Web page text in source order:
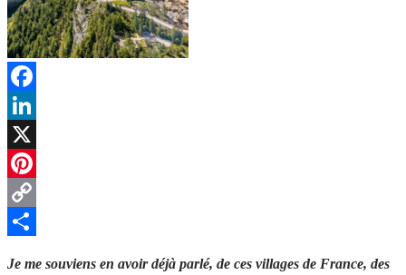
Facebook
LinkedIn
X
Pinterest
Copy
Je me souviens en avoir déjà parlé, de ces villages de France, des